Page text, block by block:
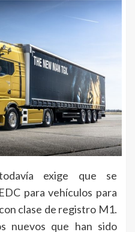
exige que se
para vehículos para
clase de registro M1.
nuevos que han sido